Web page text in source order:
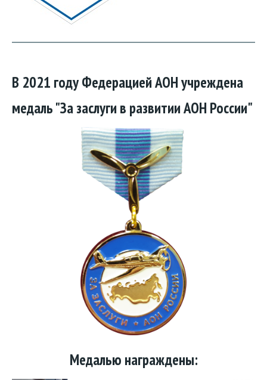
В 2021 году Федерацией АОН учреждена
медаль "За заслуги в развитии АОН России"
Медалью награждены: